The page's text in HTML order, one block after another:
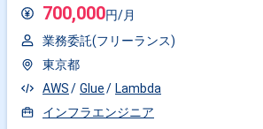
700,000円/月
業務委託(フリーランス)
東京都
AWS
Glue
Lambda
インフラエンジニア